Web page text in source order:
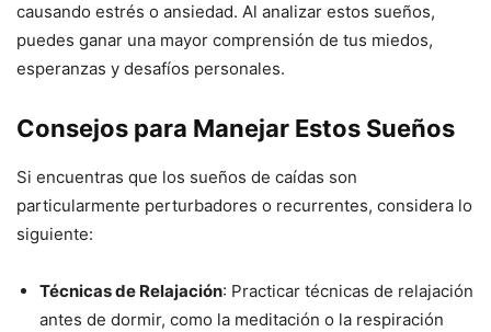
causando estrés o ansiedad. Al analizar estos sueños,
puedes ganar una mayor comprensión de tus miedos,
esperanzas y desafíos personales.
Consejos para Manejar Estos Sueños
Si encuentras que los sueños de caídas son
particularmente perturbadores o recurrentes, considera lo
siguiente:
Técnicas de Relajación: Practicar técnicas de relajación
antes de dormir, como la meditación o la respiración